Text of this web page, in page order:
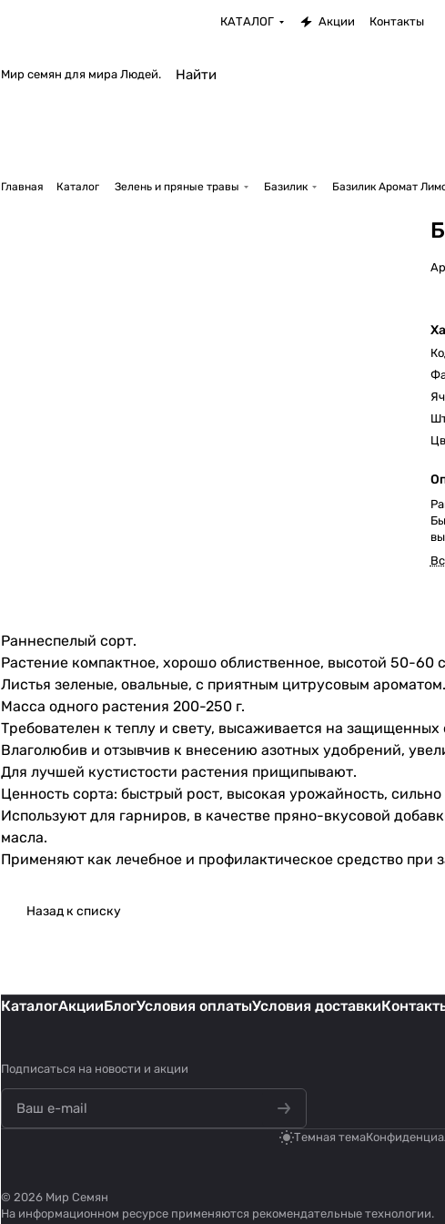
КАТАЛОГ Акции Контакты
Мир семян для мира Людей.
Главная Каталог Зелень и пряные травы Базилик Базилик Аромат
Раннеспелый сорт.
Растение компактное, хорошо облиственное, высотой 50-60
Листья зеленые, овальные, с приятным цитрусовым ароматом.
Масса одного растения 200-250 г.
Требователен к теплу и свету, высаживается на
Влаголюбив и отзывчив к внесению азотных удобрений,
Для лучшей кустистости растения прищипывают.
Ценность сорта: быстрый рост, высокая урожайность,
Используют для гарниров, в качестве пряно-вкусовой
масла.
Применяют как лечебное и профилактическое средство при
Назад к списку
КаталогАкцииБлогУсловия оплатыУсловия доставки
Подписаться на новости и акции
Темная тема
© 2026 Мир Семян
На информационном ресурсе применяются рекомендательные технологии.